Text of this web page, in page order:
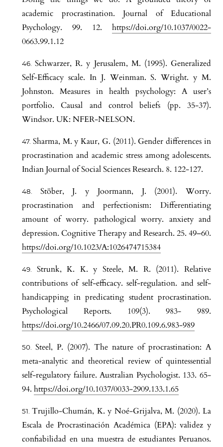
academic procrastination. Journal of Educational
Psychology. 99. 12. https://doi.org/10.1037/0022-
0663.99.1.12
Schwarzer, R. y Jerusalem, M. (1995). Generalized
Self-Efficacy scale. In J. Weinman. S. Wright. y M.
Johnston. Measures in health psychology: A user’s
portfolio. Causal and control beliefs (pp. 35-37).
Windsor. UK: NFER-NELSON.
Sharma, M. y Kaur, G. (2011). Gender differences in
procrastination and academic stress among adolescents.
Indian Journal of Social Sciences Research. 8. 122-127.
Stöber, J. y Joormann, J. (2001). Worry.
procrastination and perfectionism: Differentiating
amount of worry. pathological worry. anxiety and
depression. Cognitive Therapy and Research. 25. 49–60.
https://doi.org/10.1023/A:1026474715384
Strunk, K. K. y Steele, M. R. (2011). Relative
contributions of self-efficacy. self-regulation. and self-
handicapping in predicating student procrastination.
Psychological Reports. 109(3). 983- 989.
https://doi.org/10.2466/07.09.20.PR0.109.6.983-989
Steel, P. (2007). The nature of procrastination: A
meta-analytic and theoretical review of quintessential
self-regulatory failure. Australian Psychologist. 133. 65-
94. https://doi.org/10.1037/0033-2909.133.1.65
Trujillo-Chumán, K. y Noé-Grijalva, M. (2020). La
Escala de Procrastinación Académica (EPA): validez y
confiabilidad en una muestra de estudiantes Peruanos.